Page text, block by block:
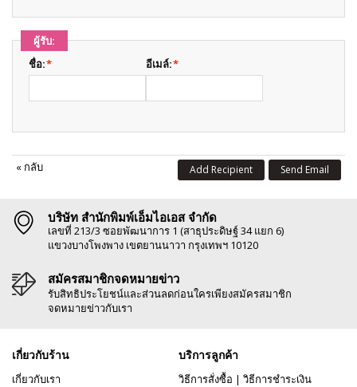
ผู้รับ:
*
ชื่อ: *
อีเมล์:
« กลับ Send Email
Add Recipient
บริษัท สำนักพิมพ์เอ็มไอเอส จำกัด
เลขที่ 213/3 ซอยพัฒนาการ 1 (สาธุประดิษฐ์ 34 แยก 6)
แขวงบางโพงพาง เขตยานนาวา กรุงเทพฯ 10120
สมัครสมาชิกจดหมายข่าว
รับสิทธิประโยชน์และส่วนลดก่อนใครเพียงสมัครสมาชิก
จดหมายข่าวกับเรา
เกี่ยวกับร้าน
เกี่ยวกับเรา
บริการลูกค้า
วิธีการสั่งซื้อ | วิธีการชำระเงิน